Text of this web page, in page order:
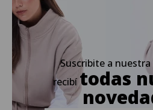
Suscribite a
recibí todas